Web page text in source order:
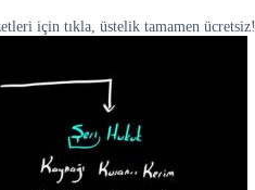
için tıkla, üstelik tamamen ücretsiz!